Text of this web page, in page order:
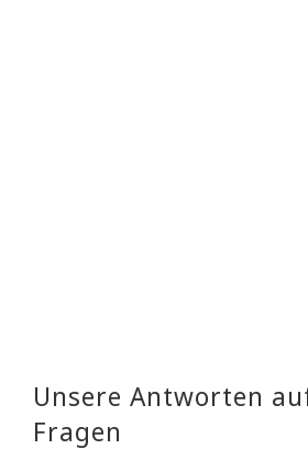
Unsere Antworten
Fragen